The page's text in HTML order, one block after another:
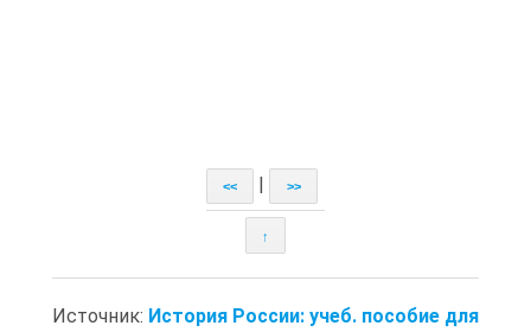
<< >>
↑
Источник: История России: учеб. пособие для